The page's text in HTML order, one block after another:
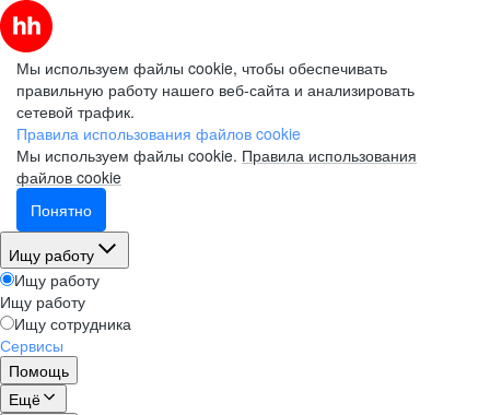
Мы используем файлы cookie, чтобы обеспечивать
правильную работу нашего веб-сайта и анализировать
сетевой трафик.
Правила использования файлов cookie
Мы используем файлы cookie. Правила использования
файлов cookie
Понятно
Ищу работу
Ищу работу
Ищу работу
Ищу сотрудника
Сервисы
Помощь
Ещё